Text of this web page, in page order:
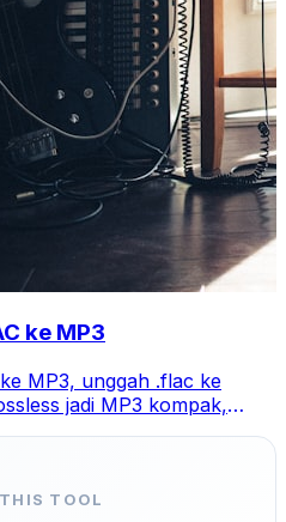
ke MP3
MP3, unggah .flac ke
jadi MP3 kompak,
TOOL